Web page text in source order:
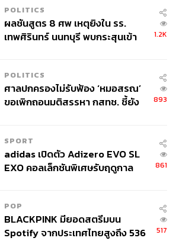
POLITICS
ผลชันสูตร 8 ศพ เหตุยิงใน รร.
เทพศิรินทร์ นนทบุรี พบกระสุนเข้า
1.2K
POLITICS
ศาลปกครองไม่รับฟ้อง ‘หมอสรณ’
ขอเพิกถอนมติสรรหา กสทช. ชี้ยัง
893
SPORT
adidas เปิดตัว Adizero EVO SL
EXO คอลเล็กชันพิเศษรับฤดูกาล
861
POP
BLACKPINK มียอดสตรีมบน
Spotify จากประเทศไทยสูงถึง 536
517